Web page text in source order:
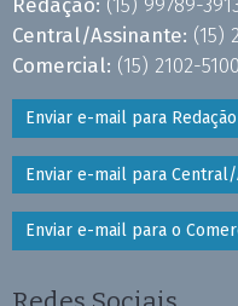
Redação: (15) 99789-
Central/Assinante: (15)
Comercial: (15) 2102-
Enviar e-mail para Redação
Enviar e-mail para Central/
Enviar e-mail para o